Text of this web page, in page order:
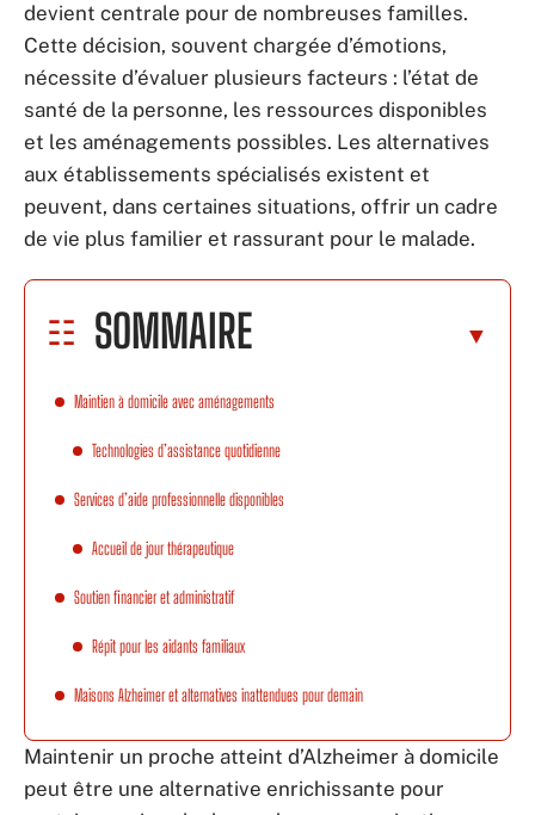
devient centrale pour de nombreuses familles.
Cette décision, souvent chargée d’émotions,
nécessite d’évaluer plusieurs facteurs : l’état de
santé de la personne, les ressources disponibles
et les aménagements possibles. Les alternatives
aux établissements spécialisés existent et
peuvent, dans certaines situations, offrir un cadre
de vie plus familier et rassurant pour le malade.
SOMMAIRE
Maintien à domicile avec aménagements
Technologies d’assistance quotidienne
Services d’aide professionnelle disponibles
Accueil de jour thérapeutique
Soutien financier et administratif
Répit pour les aidants familiaux
Maisons Alzheimer et alternatives inattendues pour demain
Maintenir un proche atteint d’Alzheimer à domicile
peut être une alternative enrichissante pour